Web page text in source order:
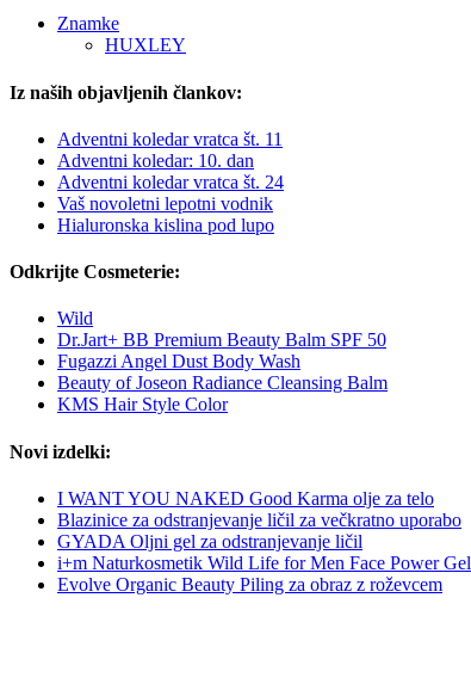
Znamke
HUXLEY
Iz naših objavljenih člankov:
Adventni koledar vratca št. 11
Adventni koledar: 10. dan
Adventni koledar vratca št. 24
Vaš novoletni lepotni vodnik
Hialuronska kislina pod lupo
Odkrijte Cosmeterie:
Wild
Dr.Jart+ BB Premium Beauty Balm SPF 50
Fugazzi Angel Dust Body Wash
Beauty of Joseon Radiance Cleansing Balm
KMS Hair Style Color
Novi izdelki:
I WANT YOU NAKED Good Karma olje za telo
Blazinice za odstranjevanje ličil za večkratno uporabo
GYADA Oljni gel za odstranjevanje ličil
i+m Naturkosmetik Wild Life for Men Face Power Gel
Evolve Organic Beauty Piling za obraz z roževcem